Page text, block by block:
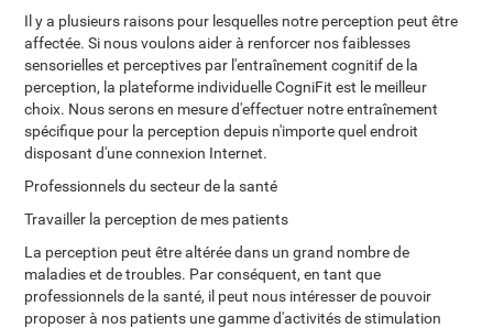
Il y a plusieurs raisons pour lesquelles notre perception peut être
affectée. Si nous voulons aider à renforcer nos faiblesses
sensorielles et perceptives par l'entraînement cognitif de la
perception, la plateforme individuelle CogniFit est le meilleur
choix. Nous serons en mesure d'effectuer notre entraînement
spécifique pour la perception depuis n'importe quel endroit
disposant d'une connexion Internet.
Professionnels du secteur de la santé
Travailler la perception de mes patients
La perception peut être altérée dans un grand nombre de
maladies et de troubles. Par conséquent, en tant que
professionnels de la santé, il peut nous intéresser de pouvoir
proposer à nos patients une gamme d'activités de stimulation